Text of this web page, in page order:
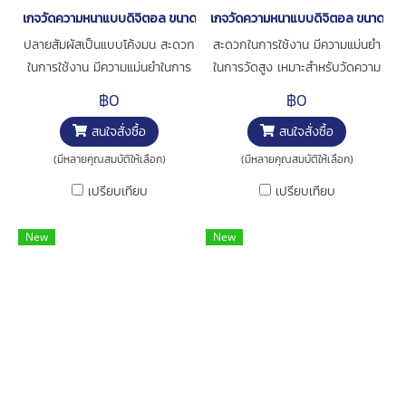
เกจวัดความหนาแบบดิจิตอล ขนาด 0-10มิล [series 547-312]
ปลายสัมผัสเป็นแบบโค้งมน สะดวก
ในการใช้งาน มีความแม่นยำในการ
วัดสูง เหมาะสำหรับวัดความหนา
ของเลนซ์ การใช้งาน : สำหรับวัด
ความหนาชิ้นงาน
฿0
สนใจสั่งซื้อ
(มีหลายคุณสมบัติให้เลือก)
เปรียบเทียบ
เกจวัดความหนาแบบดิจิตอล ขนาด
สะดวกในการใช้งาน มีความแม่นยำ
ในการวัดสูง เหมาะสำหรับวัดความ
หนาของกระดาษ ฟิล์ม หรือ อื่นๆ
Contact point เป็นแบบ Ceramic
ไม่เป็นสนิม การใช้งาน : สำหรับวัด
ความหนาชิ้นงาน
฿0
สนใจสั่งซื้อ
(มีหลายคุณสมบัติให้เลือก)
เปรียบเทียบ
New New